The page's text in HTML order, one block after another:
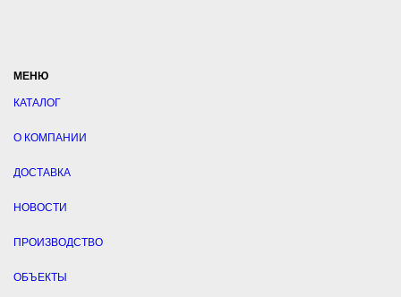
МЕНЮ
КАТАЛОГ
О КОМПАНИИ
ДОСТАВКА
НОВОСТИ
ПРОИЗВОДСТВО
ОБЪЕКТЫ